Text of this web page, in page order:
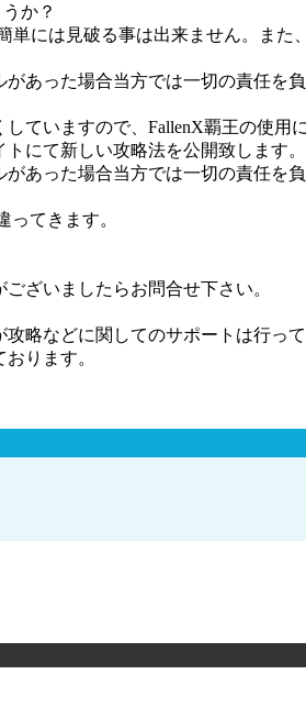
か？
には見破る事は出来ません。ま
あった場合当方では一切の責任を
ていますので、FallenX覇王の使
にて新しい攻略法を公開致します。
あった場合当方では一切の責任を
てきます。
ざいましたらお問合せ下さい。
略などに関してのサポートは行っ
ります。